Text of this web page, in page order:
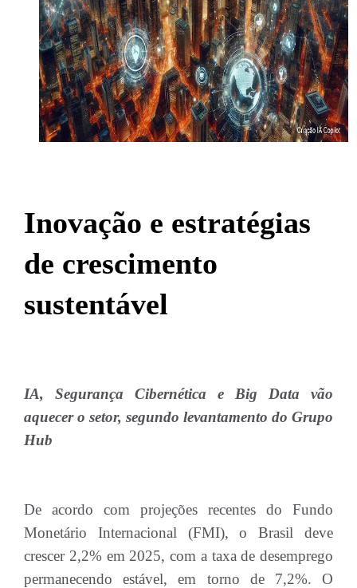
Inovação e estratégias
de crescimento
sustentável
IA, Segurança Cibernética e Big Data vão
aquecer o setor, segundo levantamento do Grupo
Hub
De acordo com projeções recentes do Fundo
Monetário Internacional (FMI), o Brasil deve
crescer 2,2% em 2025, com a taxa de desemprego
permanecendo estável, em torno de 7,2%. O